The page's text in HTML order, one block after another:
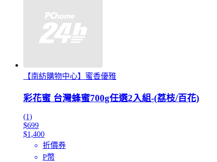
【南紡購物中心】蜜香優雅
彩花蜜 台灣蜂蜜700g任選2入組-(荔枝/百花)
(1)
$699
$1,400
折價券
P幣